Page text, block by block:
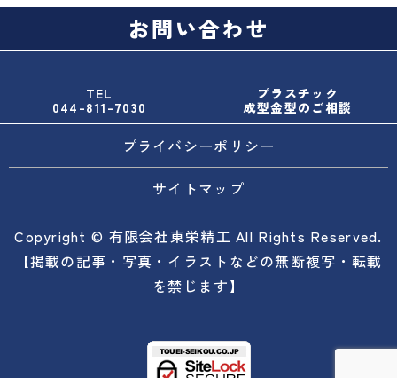
お問い合わせ
TEL
044-811-7030
プラスチック
成型金型のご相談
プライバシーポリシー
サイトマップ
Copyright © 有限会社東栄精工 All Rights Reserved.
【掲載の記事・写真・イラストなどの無断複写・転載
を禁じます】